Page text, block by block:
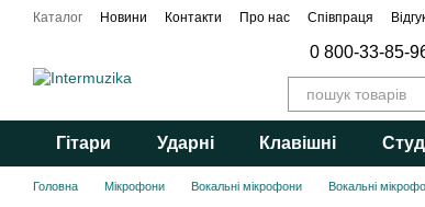
Перейти до основного контенту
Каталог Новини Контакти Про нас Співпраця
0 800-33-85-
Гітари Ударні Клавішні
Головна Мікрофони Вокальні мікрофони Вокальні